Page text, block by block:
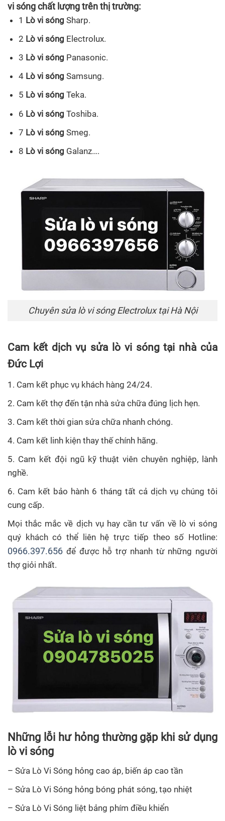
vi sóng chất lượng trên thị trường:
1 Lò vi sóng Sharp.
2 Lò vi sóng Electrolux.
3 Lò vi sóng Panasonic.
4 Lò vi sóng Samsung.
5 Lò vi sóng Teka.
6 Lò vi sóng Toshiba.
7 Lò vi sóng Smeg.
8 Lò vi sóng Galanz….
Chuyên sửa lò vi sóng Electrolux tại Hà Nội
Cam kết dịch vụ sửa lò vi sóngtại nhà của
Đức Lợi
1. Cam kết phục vụ khách hàng 24/24.
2. Cam kết thợ đến tận nhà sửa chữa đúng lịch hẹn.
3. Cam kết thời gian sửa chữa nhanh chóng.
4. Cam kết linh kiện thay thế chính hãng.
5. Cam kết đội ngũ kỹ thuật viên chuyên nghiệp, lành
nghề.
6. Cam kết bảo hành 6 tháng tất cả dịch vụ chúng tôi
cung cấp.
Mọi thắc mắc về dịch vụ hay cần tư vấn về lò vi sóng
quý khách có thể liên hệ trực tiếp theo số Hotline:
0966.397.656 để được hỗ trợ nhanh từ những người
thợ giỏi nhất.
Những lỗi hư hỏng thường gặp khi sử dụng
lò vi sóng
– Sửa Lò Vi Sóng hỏng cao áp, biến áp cao tần
– Sửa Lò Vi Sóng hỏng bóng phát sóng, tạo nhiệt
– Sửa Lò Vi Sóng liệt bảng phím điều khiển